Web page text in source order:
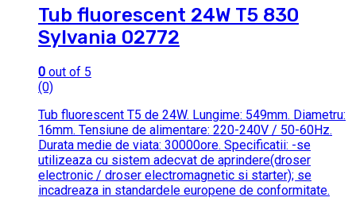
Tub fluorescent 24W T5 830
Sylvania 02772
0 out of 5
(0)
Tub fluorescent T5 de 24W. Lungime: 549mm. Diametru:
16mm. Tensiune de alimentare: 220-240V / 50-60Hz.
Durata medie de viata: 30000ore. Specificatii: -se
utilizeaza cu sistem adecvat de aprindere(droser
electronic / droser electromagnetic si starter); se
incadreaza in standardele europene de conformitate.